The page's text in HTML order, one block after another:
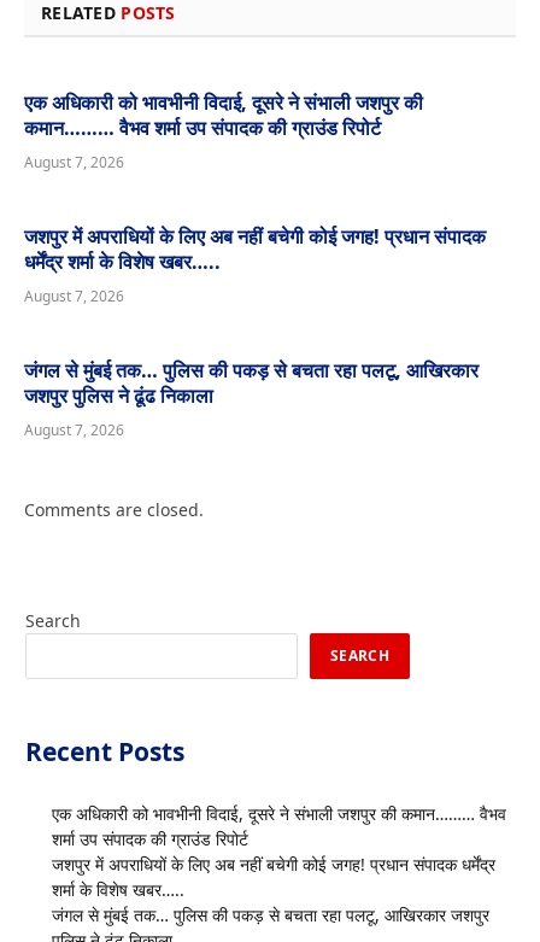
RELATED POSTS
एक अधिकारी को भावभीनी विदाई, दूसरे ने संभाली जशपुर की
कमान……… वैभव शर्मा उप संपादक की ग्राउंड रिपोर्ट
August 7, 2026
जशपुर में अपराधियों के लिए अब नहीं बचेगी कोई जगह! प्रधान संपादक
धर्मेंद्र शर्मा के विशेष खबर…..
August 7, 2026
जंगल से मुंबई तक… पुलिस की पकड़ से बचता रहा पलटू, आखिरकार
जशपुर पुलिस ने ढूंढ निकाला
August 7, 2026
Comments are closed.
Search
SEARCH
Recent Posts
एक अधिकारी को भावभीनी विदाई, दूसरे ने संभाली जशपुर की कमान……… वैभव
शर्मा उप संपादक की ग्राउंड रिपोर्ट
जशपुर में अपराधियों के लिए अब नहीं बचेगी कोई जगह! प्रधान संपादक धर्मेंद्र
शर्मा के विशेष खबर…..
जंगल से मुंबई तक… पुलिस की पकड़ से बचता रहा पलटू, आखिरकार जशपुर